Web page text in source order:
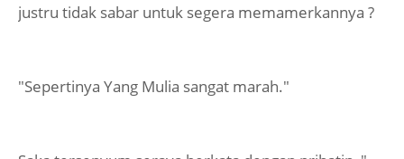
justru tidak sabar untuk segera memamerkannya ?
"Sepertinya Yang Mulia sangat marah."